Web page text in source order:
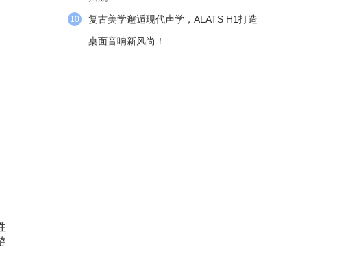
10
复古美学邂逅现代声学，ALATS H1打造
桌面音响新风尚！